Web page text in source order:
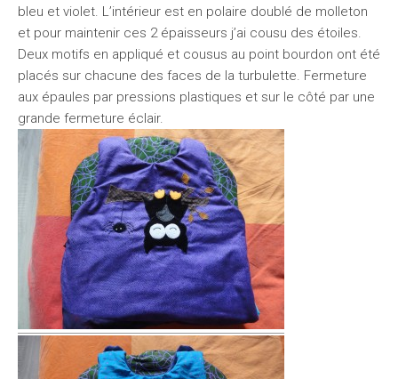
bleu et violet. L’intérieur est en polaire doublé de molleton
et pour maintenir ces 2 épaisseurs j’ai cousu des étoiles.
Deux motifs en appliqué et cousus au point bourdon ont été
placés sur chacune des faces de la turbulette. Fermeture
aux épaules par pressions plastiques et sur le côté par une
grande fermeture éclair.